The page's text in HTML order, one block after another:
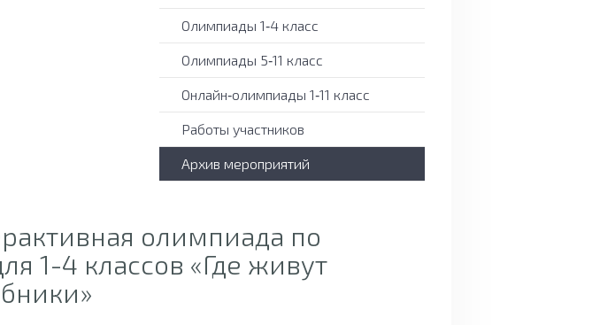
Олимпиады 1‑4 класс
Олимпиады 5‑11 класс
Онлайн‑олимпиады 1‑11 класс
Работы участников
Архив мероприятий
олимпиада по
1-4 классов «Где живут